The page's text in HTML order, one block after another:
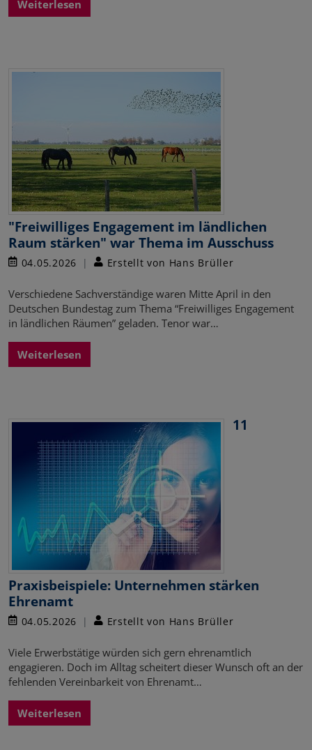
Weiterlesen
"Freiwilliges Engagement im ländlichen
Raum stärken" war Thema im Ausschuss
04.05.2026 Erstellt von Hans Brüller
Verschiedene Sachverständige waren Mitte April in den
Deutschen Bundestag zum Thema “Freiwilliges Engagement
in ländlichen Räumen” geladen. Tenor war…
Weiterlesen
11
Praxisbeispiele: Unternehmen stärken
Ehrenamt
04.05.2026 Erstellt von Hans Brüller
Viele Erwerbstätige würden sich gern ehrenamtlich
engagieren. Doch im Alltag scheitert dieser Wunsch oft an der
fehlenden Vereinbarkeit von Ehrenamt…
Weiterlesen